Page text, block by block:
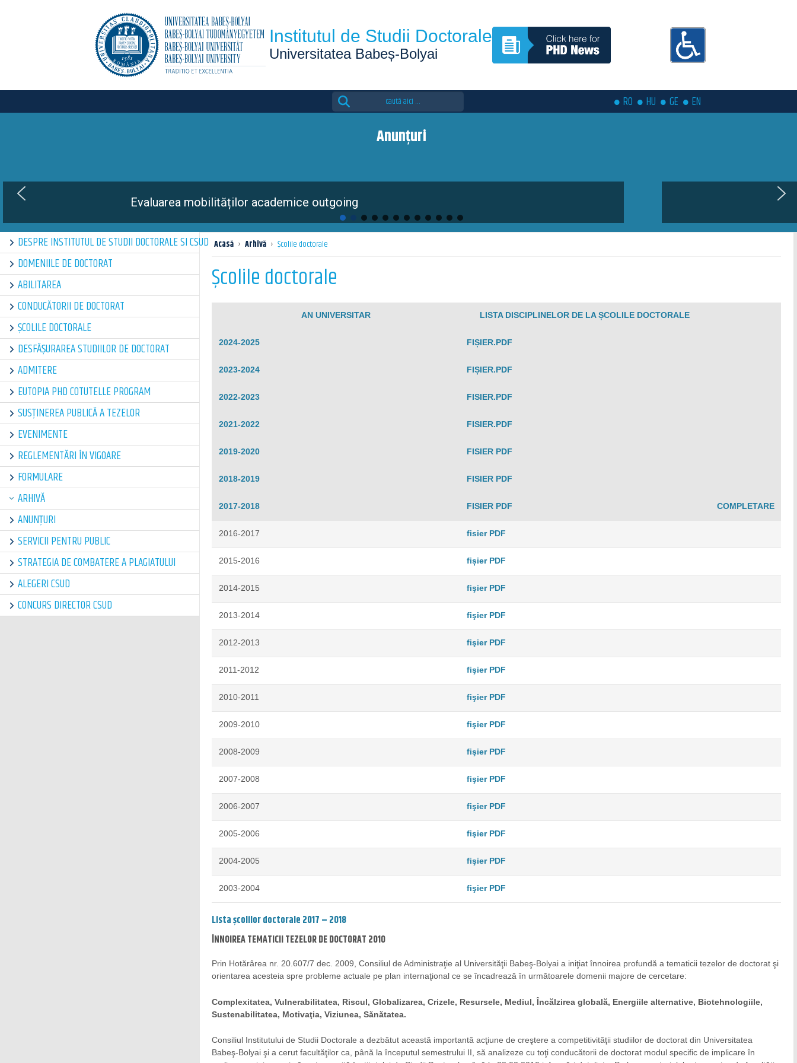
Institutul de Studii Doctorale
Universitatea Babeș-Bolyai
Search
for:
RO HU GE EN
Anunțuri
The 4th edition of the Eutopia Doctoral Summer School is coming soon
DESPRE INSTITUTUL DE STUDII DOCTORALE SI CSUD
DOMENIILE DE DOCTORAT
ABILITAREA
CONDUCĂTORII DE DOCTORAT
ȘCOLILE DOCTORALE
DESFĂȘURAREA STUDIILOR DE DOCTORAT
ADMITERE
EUTOPIA PHD COTUTELLE PROGRAM
SUSȚINEREA PUBLICĂ A TEZELOR
EVENIMENTE
REGLEMENTĂRI ÎN VIGOARE
FORMULARE
ARHIVĂ
ANUNȚURI
SERVICII PENTRU PUBLIC
STRATEGIA DE COMBATERE A PLAGIATULUI
ALEGERI CSUD
CONCURS DIRECTOR CSUD
Acasă › Arhivă › Școlile doctorale
Școlile doctorale
AN UNIVERSITAR LISTA DISCIPLINELOR DE LA ȘCOLILE DOCTORALE
2024-2025 FIȘIER.PDF
2023-2024 FIȘIER.PDF
2022-2023 FISIER.PDF
2021-2022 FISIER.PDF
2019-2020 FISIER PDF
2018-2019 FISIER PDF
2017-2018 FISIER PDF COMPLETARE
2016-2017 fisier PDF
2015-2016 fișier PDF
2014-2015 fişier PDF
2013-2014 fişier PDF
2012-2013 fişier PDF
2011-2012 fişier PDF
2010-2011 fişier PDF
2009-2010 fişier PDF
2008-2009 fişier PDF
2007-2008 fişier PDF
2006-2007 fişier PDF
2005-2006 fişier PDF
2004-2005 fişier PDF
2003-2004 fişier PDF
Lista școlilor doctorale 2017 – 2018
ÎNNOIREA TEMATICII TEZELOR DE DOCTORAT 2010
Prin Hotărârea nr. 20.607/7 dec. 2009, Consiliul de Administraţie al Universităţii Babeş-Bolyai a iniţiat înnoirea profundă a tematicii tezelor de doctorat şi
orientarea acesteia spre probleme actuale pe plan internaţional ce se încadrează în următoarele domenii majore de cercetare:
Complexitatea, Vulnerabilitatea, Riscul, Globalizarea, Crizele, Resursele, Mediul, Încălzirea globală, Energiile alternative, Biotehnologiile,
Sustenabilitatea, Motivaţia, Viziunea, Sănătatea.
Consiliul Institutului de Studii Doctorale a dezbătut această importantă acţiune de creştere a competitivităţii studiilor de doctorat din Universitatea
Babeş-Bolyai şi a cerut facultăţilor ca, până la începutul semestrului II, să analizeze cu toţi conducătorii de doctorat modul specific de implicare în